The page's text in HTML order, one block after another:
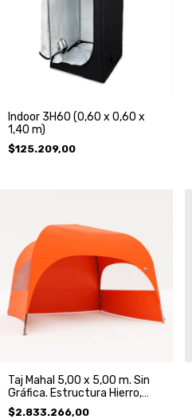
Indoor 3H60 (0,60 x 0,60 x
1,40 m)
$125.209,00
Taj Mahal 5,00 x 5,00 m. Sin
Gráfica. Estructura Hierro,
Techo y 3 Paredes.
$2.833.266,00